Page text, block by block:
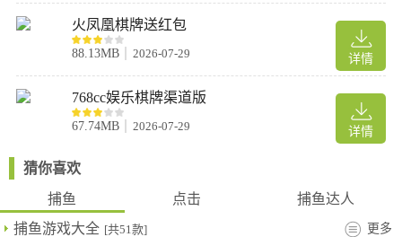
4、新开放渔场内的倍率选择，多种倍率与多级武器自由组合，满
足玩家多样的捕鱼策略。
详情
火凤凰棋牌送红包
88.13MB 2026-07-29
详情
768cc娱乐棋牌渠道版
67.74MB 2026-07-29
猜你喜欢
捕鱼
点击
捕鱼达人
捕鱼游戏大全 [共51款] 更多